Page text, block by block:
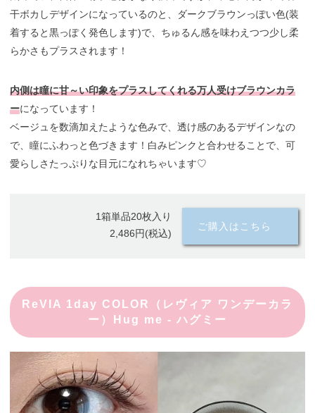
干ボカしデザインになっているのと、ダークブラウンっぽい色(装
着すると黒っぽく発色します)で、ちゅるん感を味わえつつ少し柔
らかさもプラスされます！
内側は瞳に甘～い印象をプラスしてくれる万人受けブラウンカラ
ーになっています！
ベージュを数滴加えたような色みで、透け感のあるデザインなの
で、瞳にふわっと色づきます！白みピンクと合わせることで、可
愛らしさたっぷりな目元になれちゃいます♡
1箱単品20枚入り
2,486円(税込)
ご購入はこちら
ReVIA 1day COLOR（レヴィア ワンデーカラ
ー）Hug me - ハグミー